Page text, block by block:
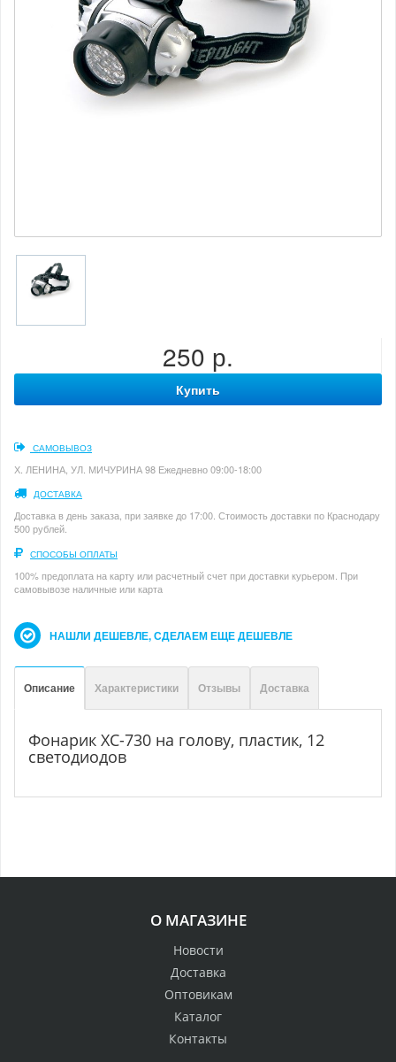
250 р.
Купить
САМОВЫВОЗ
Х. ЛЕНИНА, УЛ. МИЧУРИНА 98 Ежедневно 09:00-18:00
ДОСТАВКА
Доставка в день заказа, при заявке до 17:00. Стоимость доставки по Краснодару
500 рублей.
СПОСОБЫ ОПЛАТЫ
100% предоплата на карту или расчетный счет при доставки курьером. При
самовывозе наличные или карта
НАШЛИ ДЕШЕВЛЕ, СДЕЛАЕМ ЕЩЕ ДЕШЕВЛЕ
Описание Характеристики Отзывы Доставка
Фонарик XC-730 на голову, пластик, 12
светодиодов
О МАГАЗИНЕ
Новости
Доставка
Оптовикам
Каталог
Контакты